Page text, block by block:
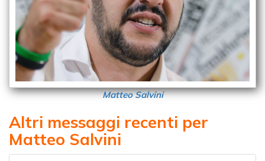
Matteo Salvini
Altri messaggi recenti per
Matteo Salvini